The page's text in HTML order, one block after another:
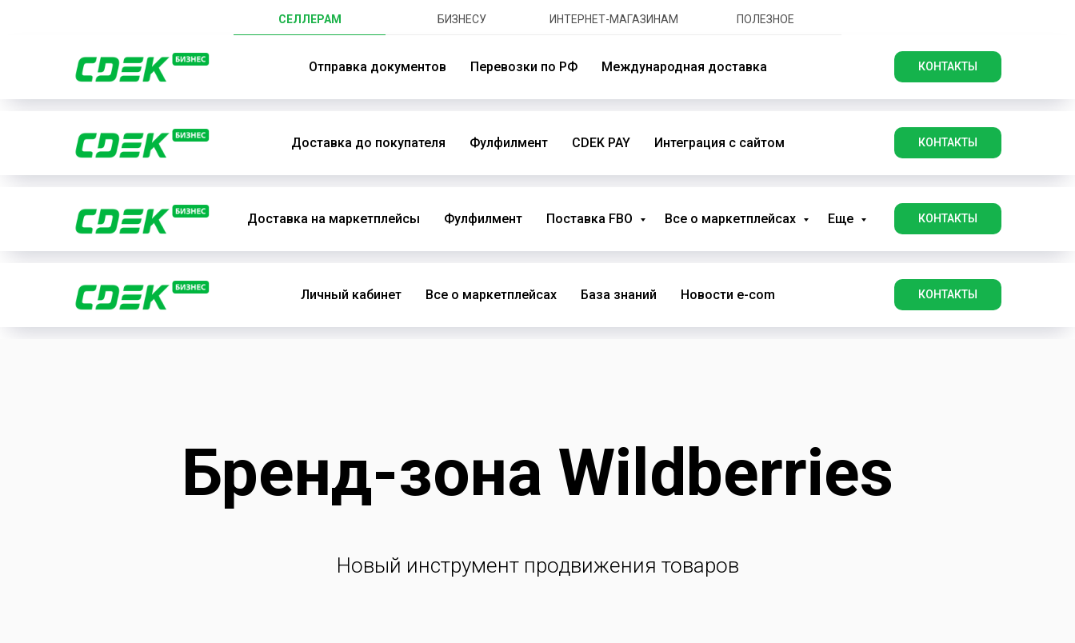
СЕЛЛЕРАМ БИЗНЕСУ ИНТЕРНЕТ-МАГАЗИНАМ ПОЛЕЗНОЕ
Отправка документов Перевозки по РФ Международная доставка КОНТАКТЫ
Доставка до покупателя Фулфилмент CDEK PAY Интеграция с сайтом КОНТАКТЫ
Доставка на маркетплейсы Фулфилмент Поставка FBO Все о маркетплейсах Еще КОНТАКТЫ
Личный кабинет Все о маркетплейсах База знаний Новости e-com КОНТАКТЫ
Бренд-зона Wildberries
Новый инструмент продвижения товаров